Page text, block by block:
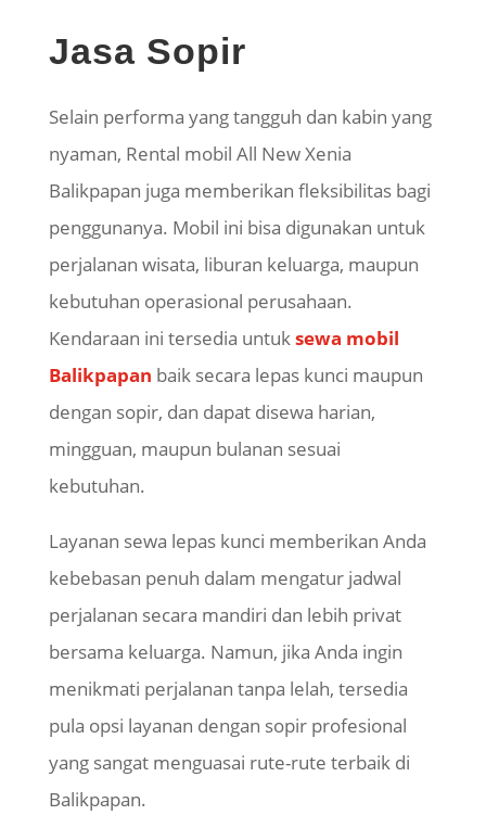
Jasa Sopir
Selain performa yang tangguh dan kabin yang
nyaman, Rental mobil All New Xenia
Balikpapan juga memberikan fleksibilitas bagi
penggunanya. Mobil ini bisa digunakan untuk
perjalanan wisata, liburan keluarga, maupun
kebutuhan operasional perusahaan.
Kendaraan ini tersedia untuksewa mobil
Balikpapan baik secara lepas kunci maupun
dengan sopir, dan dapat disewa harian,
mingguan, maupun bulanan sesuai
kebutuhan.
Layanan sewa lepas kunci memberikan Anda
kebebasan penuh dalam mengatur jadwal
perjalanan secara mandiri dan lebih privat
bersama keluarga. Namun, jika Anda ingin
menikmati perjalanan tanpa lelah, tersedia
pula opsi layanan dengan sopir profesional
yang sangat menguasai rute-rute terbaik di
Balikpapan.